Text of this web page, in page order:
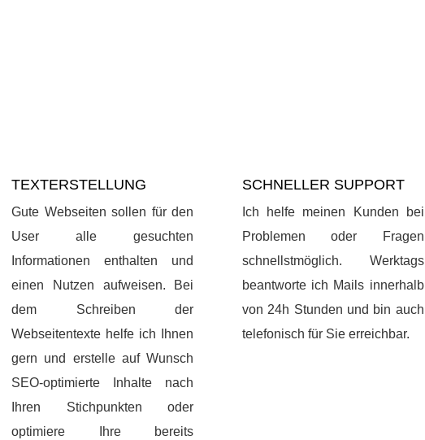
TEXTERSTELLUNG
Gute Webseiten sollen für den
User alle gesuchten
Informationen enthalten und
einen Nutzen aufweisen. Bei
dem Schreiben der
Webseitentexte helfe ich Ihnen
gern und erstelle auf Wunsch
SEO-optimierte Inhalte nach
Ihren Stichpunkten oder
optimiere Ihre bereits
SCHNELLER SUPPORT
Ich helfe meinen Kunden bei
Problemen oder Fragen
schnellstmöglich. Werktags
beantworte ich Mails innerhalb
von 24h Stunden und bin auch
telefonisch für Sie erreichbar.